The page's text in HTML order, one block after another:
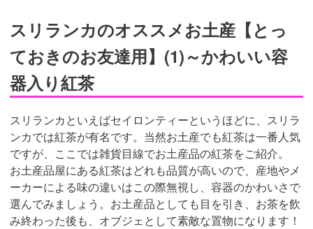
スリランカのオススメお土産【とっ
ておきのお友達用】(1)～かわいい容
器入り紅茶
スリランカといえばセイロンティーというほどに、スリラ
ンカでは紅茶が有名です。当然お土産でも紅茶は一番人気
ですが、ここでは雑貨目線でお土産品の紅茶をご紹介。
お土産品屋にある紅茶はどれも品質が高いので、産地やメ
ーカーによる味の違いはこの際無視し、容器のかわいさで
選んでみましょう。お土産品としても目を引き、お茶を飲
み終わった後も、オブジェとして素敵な置物になります！